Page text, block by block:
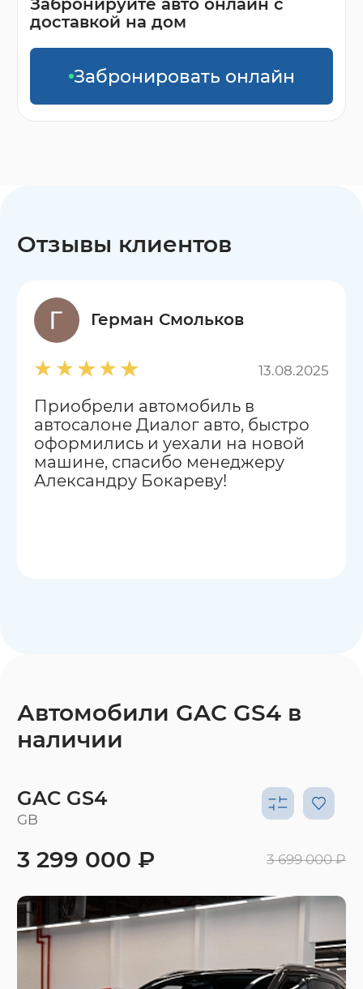
Забронируйте авто онлайн с
доставкой на дом
Забронировать онлайн
Отзывы клиентов
Герман Смольков
13.08.2025
Приобрели автомобиль в
автосалоне Диалог авто, быстро
оформились и уехали на новой
машине, спасибо менеджеру
Александру Бокареву!
Автомобили GAC GS4 в
наличии
GAC GS4
GB
3 299 000 ₽ 3 699 000 ₽